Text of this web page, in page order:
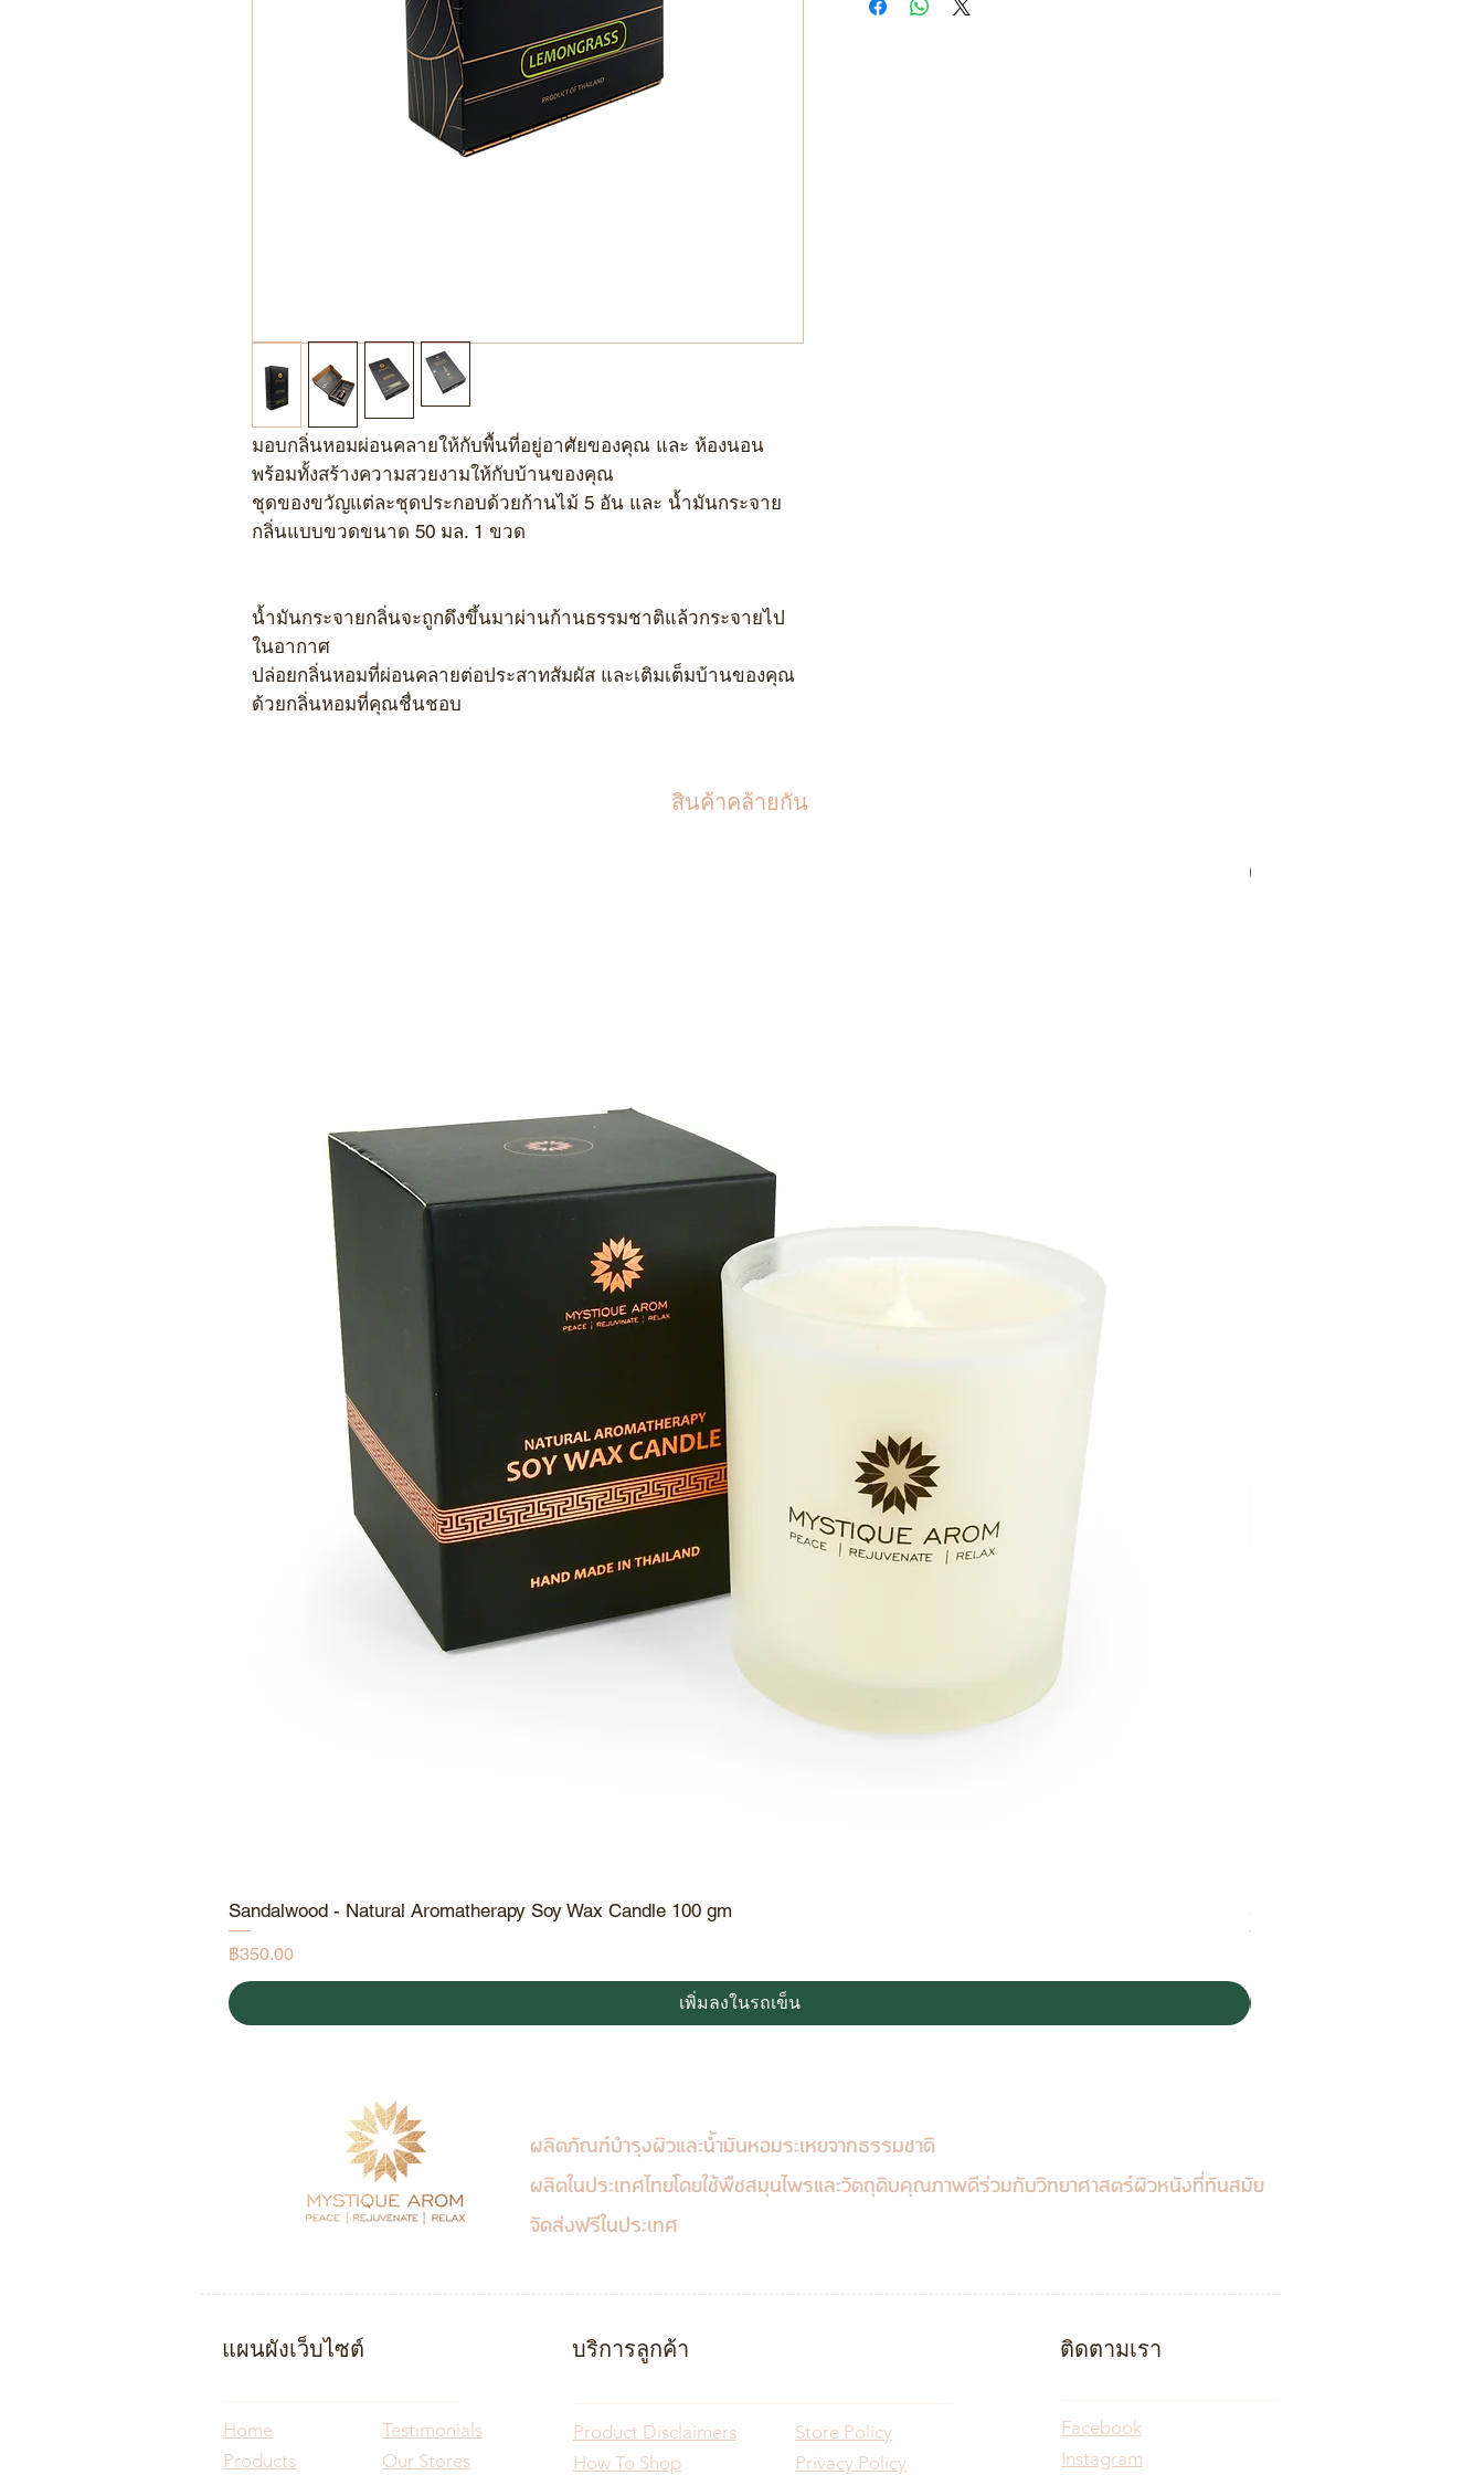
มอบกลิ่นหอมผ่อนคลายให้กับพื้นที่อยู่อาศัยของคุณ และ ห้องนอน
พร้อมทั้งสร้างความสวยงามให้กับบ้านของคุณ
ชุดของขวัญแต่ละชุดประกอบด้วยก้านไม้ 5 อัน และ น้ำมันกระจาย
กลิ่นแบบขวดขนาด 50 มล. 1 ขวด
น้ำมันกระจายกลิ่นจะถูกดึงขึ้นมาผ่านก้านธรรมชาติแล้วกระจายไป
ในอากาศ
ปล่อยกลิ่นหอมที่ผ่อนคลายต่อประสาทสัมผัส และเติมเต็มบ้านของคุณ
ด้วยกลิ่นหอมที่คุณชื่นชอบ
สินค้าคล้ายกัน
ดูข้อมูลด่วน
Sandalwood - Natural Aromatherapy Soy Wax Candle 100 gm
ราคา
฿350.00
เพิ่มลงในรถเข็น
Sandalwood - Natural
ผลิตภัณฑ์บำรุงผิวและน้ำมันหอมระเหยจากธรรมชาติ
ผลิตในประเทศไทยโดยใช้พืชสมุนไพรและวัตถุดิบคุณภาพดีร่วมกับวิทยาศาสตร์ผิวหนังที่ทันสมัย
จัดส่งฟรีในประเทศ
แผนผังเว็บไซต์ บริการลูกค้า ติดตามเรา
Home
Products
Testimonials
Our Stores
Product Disclaimers
How To Shop
Store Policy
Privacy Policy
Facebook
Instagram